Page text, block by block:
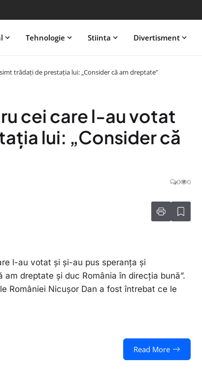
Tehnologie Stiinta Divertisment
trădați de prestația lui: „Consider că am dreptate”
cei care l-au votat
lui: „Consider că
0 0
l-au votat și și-au pus speranța și
dreptate și duc România în direcția bună”.
României Nicușor Dan a fost întrebat ce le
Read More